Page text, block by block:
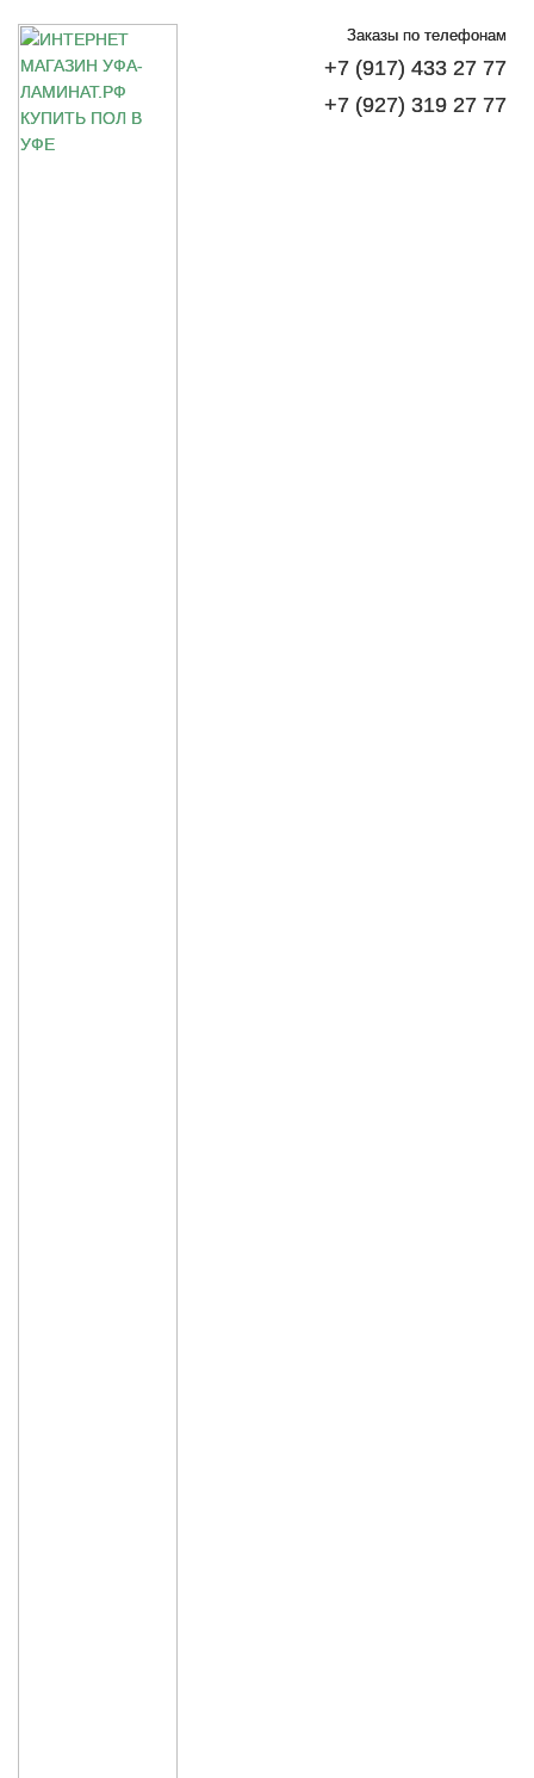
Заказы по телефонам
+7 (917) 433 27 77
+7 (927) 319 27 77